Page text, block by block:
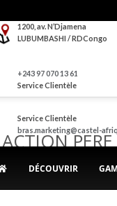
1200, av. N’Djamena
LUBUMBASHI / RDCongo
+243 97 070 13 61
Service Clientèle
Service Clientèle
bras.marketing@castel-
DÉCOUVRIR
ACTION